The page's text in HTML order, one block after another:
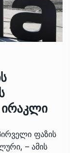
ფაზის
– ამის